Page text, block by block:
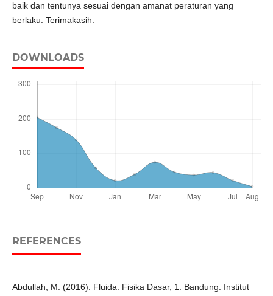
baik dan tentunya sesuai dengan amanat peraturan yang
berlaku. Terimakasih.
DOWNLOADS
REFERENCES
Abdullah, M. (2016). Fluida. Fisika Dasar, 1. Bandung: Institut